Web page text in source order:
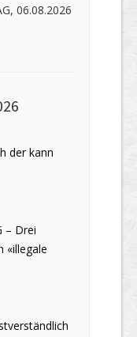
06.08.2026
der kann
– Drei
«illegale